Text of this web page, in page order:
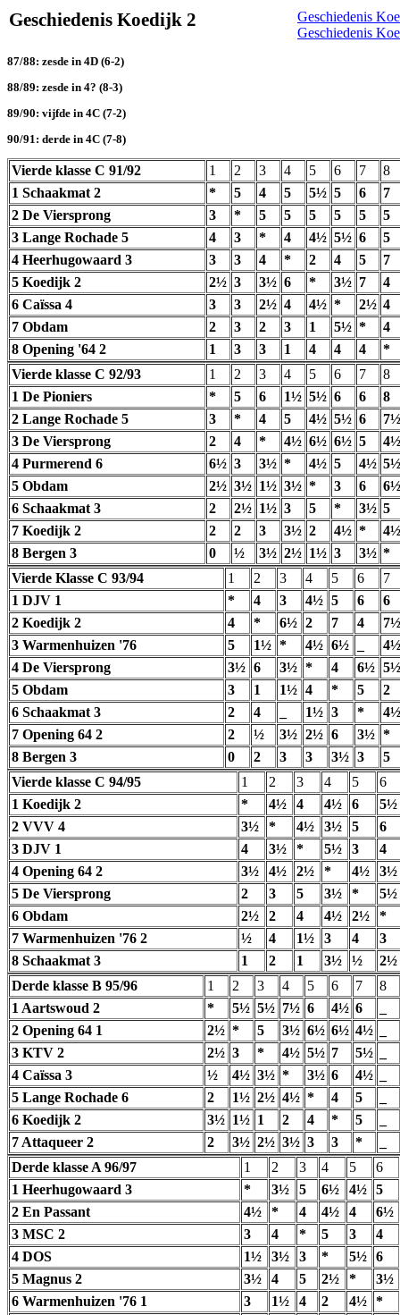
Geschiedenis Koedijk 2
Geschiedenis
Geschiedenis
87/88: zesde in 4D (6-2)
88/89: zesde in 4? (8-3)
89/90: vijfde in 4C (7-2)
90/91: derde in 4C (7-8)
Vierde klasse C 91/92 1 2 3 4 5 6 7
8
1 Schaakmat 2
* 5 4 5 5½ 5 6
7
2 De Viersprong
3 * 5 5 5 5 5
5
3 Lange Rochade 5
4 3 * 4 4½ 5½ 6
5
4 Heerhugowaard 3
3 3 4 * 2 4 5
7
5 Koedijk 2
2½ 3 3½ 6 * 3½ 7
4
6 Caïssa 4
3 3 2½ 4 4½ * 2½ 4
7 Obdam
2 3 2 3 1 5½ *
4
8 Opening '64 2
1 3 3 1 4 4 4
*
Vierde klasse C 92/93
1 2 3 4 5 6 7
8
1 De Pioniers
* 5 6 1½ 5½ 6 6
8
2 Lange Rochade 5
3 * 4 5 4½ 5½ 6
7½
3 De Viersprong
2 4 * 4½ 6½ 6½ 5
4½
4 Purmerend 6
6½ 3 3½ * 4½ 5 4½ 5½
5 Obdam
2½ 3½ 1½ 3½ * 3 6
6½
6 Schaakmat 3
2 2½ 1½ 3 5 * 3½ 5
7 Koedijk 2
2 2 3 3½ 2 4½ *
4½
8 Bergen 3
0 ½ 3½ 2½ 1½ 3 3½ *
Vierde Klasse C 93/94
1 2 3 4 5 6
7
1 DJV 1
* 4 3 4½ 5 6
6
2 Koedijk 2
4 * 6½ 2 7 4
7½
3 Warmenhuizen '76
5 1½ * 4½ 6½
4½
4 De Viersprong
3½ 6 3½ * 4 6½ 5½
5 Obdam
3 1 1½ 4 * 5
2
6 Schaakmat 3
2 4 1½ 3 *
4½
7 Opening 64 2
2 ½ 3½ 2½ 6 3½ *
8 Bergen 3
0 2 3 3 3½ 3
5
Vierde klasse C 94/95
1 2 3 4 5
6
1 Koedijk 2
* 4½ 4 4½ 6
5½
2 VVV 4
3½ * 4½ 3½ 5
6
3 DJV 1
4 3½ * 5½ 3
4
4 Opening 64 2
3½ 4½ 2½ * 4½
3½
5 De Viersprong
2 3 5 3½ *
5½
6 Obdam
2½ 2 4 4½ 2½
*
7 Warmenhuizen '76 2
½ 4 1½ 3 4
3
8 Schaakmat 3
1 2 1 3½ ½
2½
Derde klasse B 95/96
1 2 3 4 5 6 7
8
1 Aartswoud 2
* 5½ 5½ 7½ 6 4½ 6
2 Opening 64 1
2½ * 5 3½ 6½ 6½ 4½
3 KTV 2
2½ 3 * 4½ 5½ 7 5½
4 Caïssa 3
½ 4½ 3½ * 3½ 6 4½
5 Lange Rochade 6
2 1½ 2½ 4½ * 4 5
6 Koedijk 2
3½ 1½ 1 2 4 * 5
7 Attaqueer 2
2 3½ 2½ 3½ 3 3 *
Derde klasse A 96/97
1 2 3 4 5
6
1 Heerhugowaard 3
* 3½ 5 6½ 4½ 5
2 En Passant
4½ * 4 4½ 4
6½
3 MSC 2
3 4 * 5 3
4
4 DOS
1½ 3½ 3 * 5½ 6
5 Magnus 2
3½ 4 5 2½ *
3½
6 Warmenhuizen '76 1
3 1½ 4 2 4½ *